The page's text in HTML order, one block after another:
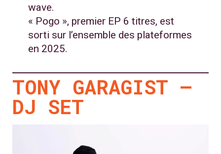
wave.
« Pogo », premier EP 6 titres, est
sorti sur l’ensemble des plateformes
en 2025.
TONY GARAGIST –
DJ SET